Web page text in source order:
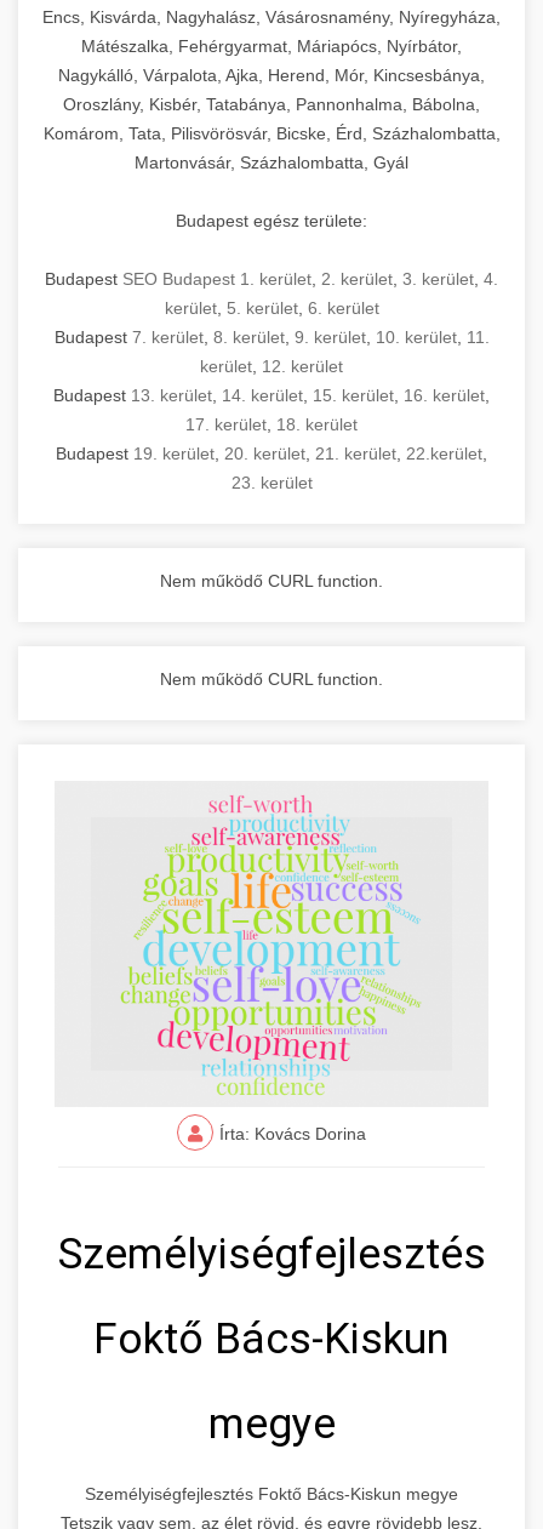
Encs, Kisvárda, Nagyhalász, Vásárosnamény, Nyíregyháza,
Mátészalka, Fehérgyarmat, Máriapócs, Nyírbátor,
Nagykálló, Várpalota, Ajka, Herend, Mór, Kincsesbánya,
Oroszlány, Kisbér, Tatabánya, Pannonhalma, Bábolna,
Komárom, Tata, Pilisvörösvár, Bicske, Érd, Százhalombatta,
Martonvásár, Százhalombatta, Gyál
Budapest egész területe:
Budapest SEO Budapest 1. kerület 2. kerület 3. kerület 4.
kerület, 5. kerület, 6. kerület
Budapest 7. kerület, 8. kerület, 9. kerület, 10. kerület, 11.
kerület 12. kerület
Budapest 13. kerület 14. kerület 15. kerület 16. kerület
17. kerület 18. kerület
Budapest 19. kerület 20. kerület 21. kerület 22.kerület
23. kerület
Nem működő CURL function.
Nem működő CURL function.
Írta: Kovács Dorina
Személyiségfejlesztés
Foktő Bács-Kiskun
megye
Személyiségfejlesztés Foktő Bács-Kiskun megye
Tetszik vagy sem, az élet rövid, és egyre rövidebb lesz.